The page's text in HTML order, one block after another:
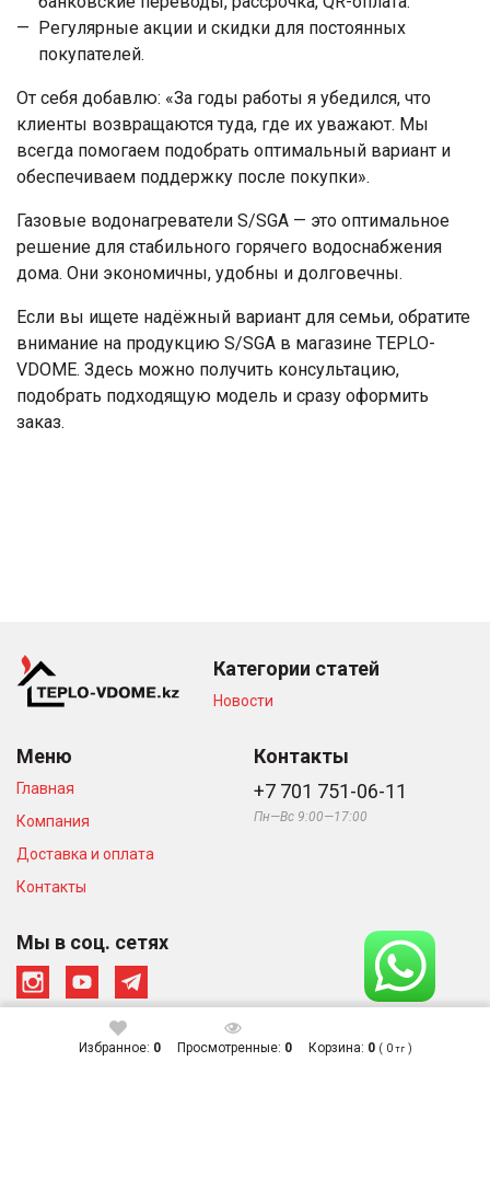
Избранное: 0 Просмотренные: 0 Корзина: 0 ( 0тг)
Регулярные акции и скидки для постоянных
покупателей.
От себя добавлю: «За годы работы я убедился, что
клиенты возвращаются туда, где их уважают. Мы
всегда помогаем подобрать оптимальный вариант и
обеспечиваем поддержку после покупки».
Газовые водонагреватели S/SGA — это оптимальное
решение для стабильного горячего водоснабжения
дома. Они экономичны, удобны и долговечны.
Если вы ищете надёжный вариант для семьи, обратите
внимание на продукцию S/SGA в магазине TEPLO-
VDOME. Здесь можно получить консультацию,
подобрать подходящую модель и сразу оформить
заказ.
Категории статей
Новости
Меню
Главная
Компания
Доставка и оплата
Контакты
Контакты
+7 701 751-06-11
Пн—Вс 9:00—17:00
Мы в соц. сетях